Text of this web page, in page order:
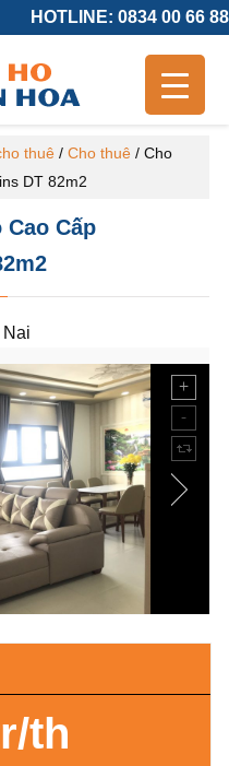
HOTLINE: 0834 00 66 88
thuê/ Cho thuê/ Cho
DT 82m2
Cao Cấp
th